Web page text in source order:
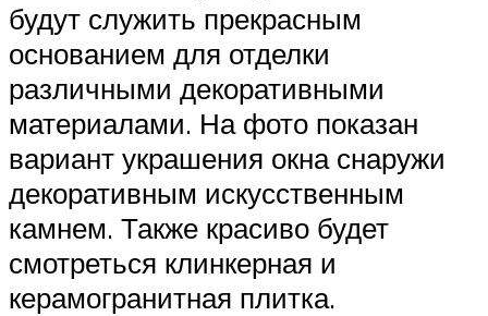
будут служить прекрасным
основанием для отделки
различными декоративными
материалами. На фото показан
вариант украшения окна снаружи
декоративным искусственным
камнем. Также красиво будет
смотреться клинкерная и
керамогранитная плитка.